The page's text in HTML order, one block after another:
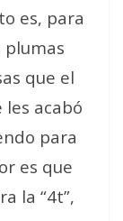
es, para
plumas
que el
les acabó
para
es que
la “4t”,